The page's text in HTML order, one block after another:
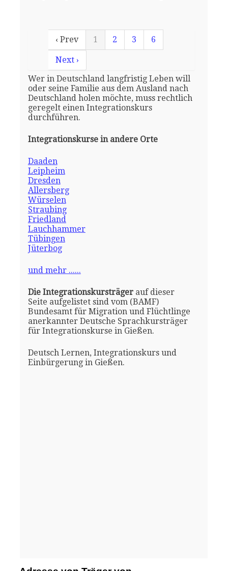
‹ Prev 1 2 3 6
Next ›
Wer in Deutschland langfristig Leben will
oder seine Familie aus dem Ausland nach
Deutschland holen möchte, muss rechtlich
geregelt einen Integrationskurs
durchführen.
Integrationskurse in andere Orte
Daaden
Leipheim
Dresden
Allersberg
Würselen
Straubing
Friedland
Lauchhammer
Tübingen
Jüterbog
und mehr ......
Die Integrationskursträgerauf dieser
Seite aufgelistet sind vom (BAMF)
Bundesamt für Migration und Flüchtlinge
anerkannter Deutsche Sprachkursträger
für Integrationskurse in Gießen.
Deutsch Lernen, Integrationskurs und
Einbürgerung in Gießen.